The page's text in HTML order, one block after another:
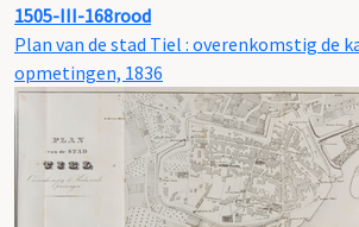
1505-III-168rood
Plan van de stad Tiel : overenkomstig de
opmetingen, 1836